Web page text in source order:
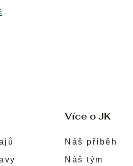
Více o JK
Náš příběh
Náš tým